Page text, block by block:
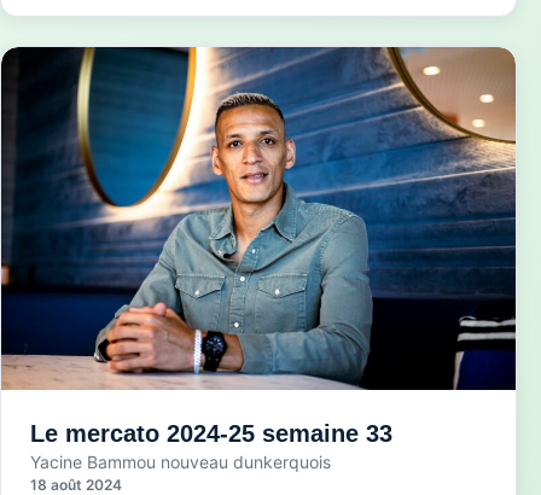
Le mercato 2024-25 semaine 33
Yacine Bammou nouveau dunkerquois
18 août 2024